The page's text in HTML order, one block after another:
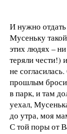
И нужно
Мусеньку
этих людях –
теряли чести!)
не
прошлым
в парк, и там
уехал,
до утра, моя
С той поры от